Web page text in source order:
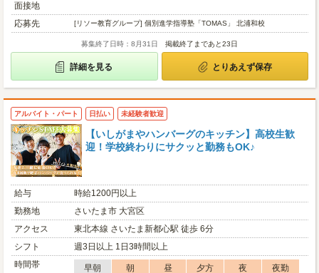
面接地
応募先
[リソー教育グループ] 個別進学指導塾「TOMAS」 北浦和校
募集終了日時：8月31日 掲載終了まであと23日
詳細を見る とりあえず保存
アルバイト・パート 日払い 未経験者歓迎
【いしがまやハンバーグのキッチン】高校生歓
迎！学校終わりにサクッと勤務もOK♪
給与
時給1200円以上
勤務地
さいたま市 大宮区
アクセス
東北本線 さいたま新都心駅 徒歩 6分
シフト
週3日以上 1日3時間以上
時間帯
早朝 朝 昼 夕方 夜
夜勤